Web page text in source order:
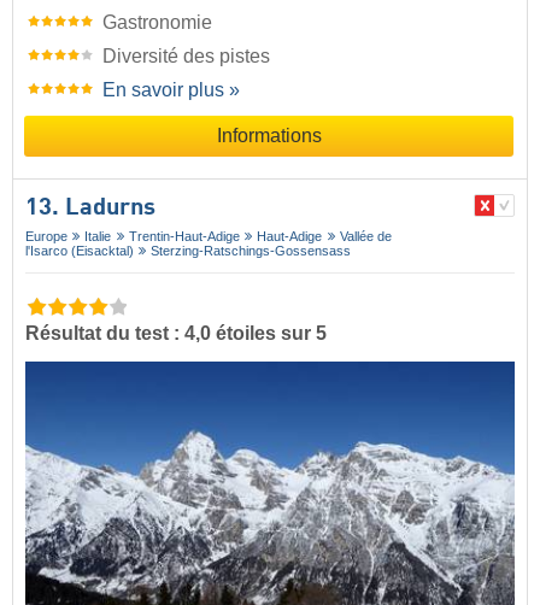
Gastronomie
Diversité des pistes
En savoir plus »
Informations
13. Ladurns
Europe Italie Trentin-Haut-Adige Haut-Adige
Vallée de
l'Isarco (Eisacktal)
Sterzing-Ratschings-Gossensass
Résultat du test : 4,0 étoiles sur 5